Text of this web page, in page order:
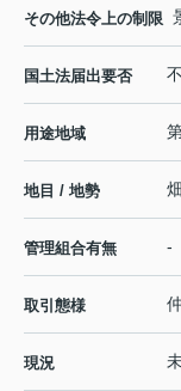
その他法令上の制限
国土法届出要否
用途地域
地目 / 地勢
管理組合有無 -
取引態様
現況